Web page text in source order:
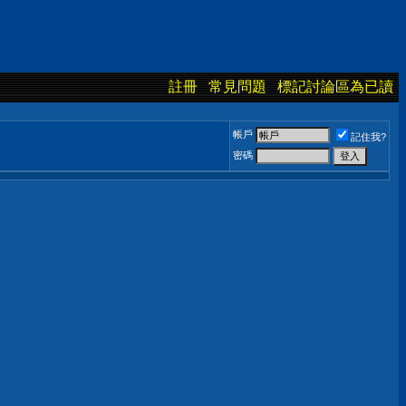
註冊 常見問題 標記討論區為已讀
帳戶
記住我?
密碼